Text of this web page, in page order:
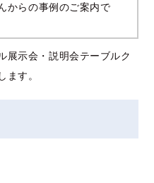
からの事例のご案内で
展示会・説明会テーブルク
ます。